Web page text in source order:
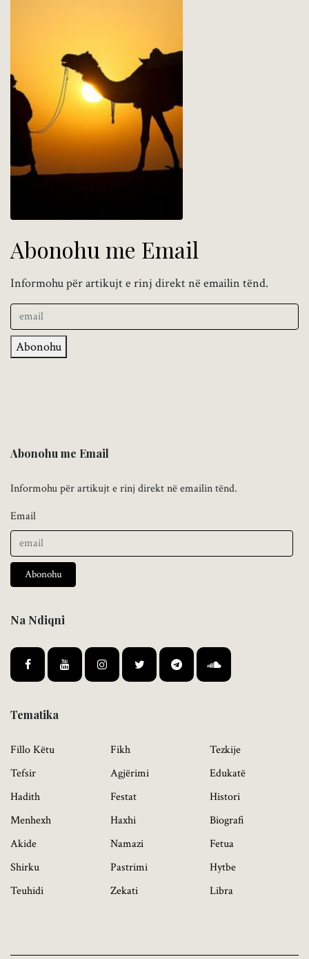
Abonohu me Email
Informohu për artikujt e rinj direkt në emailin tënd.
Abonohu
Abonohu me Email
Informohu për artikujt e rinj direkt në emailin tënd.
Email
Abonohu
Na Ndiqni
Tematika
Fillo Këtu
Tefsir
Hadith
Menhexh
Akide
Shirku
Teuhidi
Fikh
Agjërimi
Festat
Haxhi
Namazi
Pastrimi
Zekati
Tezkije
Edukatë
Histori
Biografi
Fetua
Hytbe
Libra